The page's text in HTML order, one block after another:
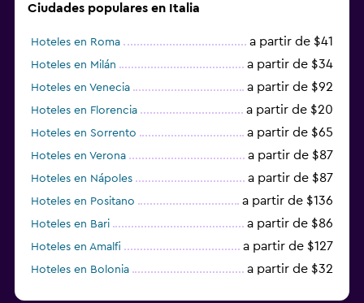
Ciudades populares en Italia
Hoteles en Roma a partir de $41
Hoteles en Milán a partir de $34
Hoteles en Venecia a partir de $92
Hoteles en Florencia a partir de $20
Hoteles en Sorrento a partir de $65
Hoteles en Verona a partir de $87
Hoteles en Nápoles a partir de $87
Hoteles en Positano a partir de $136
Hoteles en Bari a partir de $86
Hoteles en Amalfi a partir de $127
Hoteles en Bolonia a partir de $32